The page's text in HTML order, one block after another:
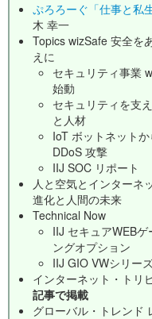
ぷろろーぐ「仕事と私
木 幸一
Topics wizSafe 安全を
えに
セキュリティ事業
始動
セキュリティを支
と人材
IoT ボットネット
DDoS 攻撃
IIJ SOC リポート
人と空気とインターネ
進化と人間の未来
Technical Now
IIJ セキュアWEB
ングオプション
IIJ GIO VWシリー
インターネット・トリ
記事で掲載
グローバル・トレンド